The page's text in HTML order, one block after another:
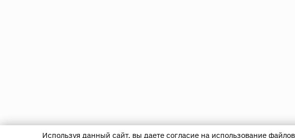
Используя данный сайт, вы даете согласие на использование